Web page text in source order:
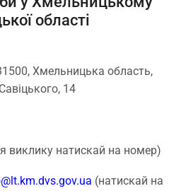
області
Хмельницька область,
14
виклику натискай на номер)
(натискай на